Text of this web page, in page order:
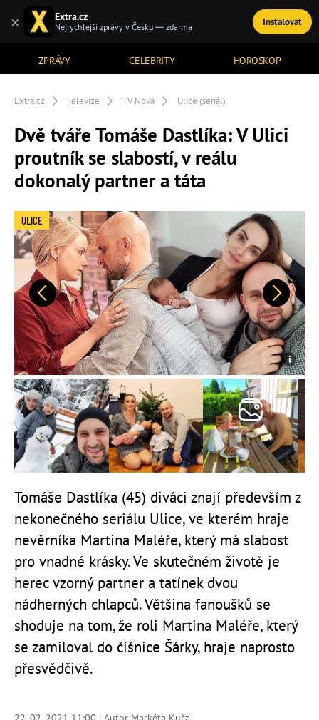
ZPRÁVY CELEBRITY HOROSKOP
TÉMATA
Extra.cz Televize TV Nova Ulice (seriál)
Dvě tváře Tomáše Dastlíka: V Ulici
proutník se slabostí, v reálu
dokonalý partner a táta
Předchozí Další
ULICE
Tomáše Dastlíka (45) diváci znají především z
nekonečného seriálu Ulice, ve kterém hraje
nevěrníka Martina Maléře, který má slabost
pro vnadné krásky. Ve skutečném životě je
herec vzorný partner a tatínek dvou
nádherných chlapců. Většina fanoušků se
shoduje na tom, že roli Martina Maléře, který
se zamiloval do číšnice Šárky, hraje naprosto
přesvědčivě.
× Extra.cz
Nejrychlejší zprávy v Česku — zdarma Instalovat